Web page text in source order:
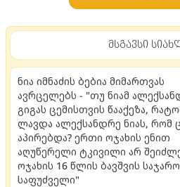
მსგავსი
ნია იმნაძის ბებია მიმართვას
ავრცელებს - "თუ ნიამ
გი­გას ცე­მის­თვის წა­ა­ქე­ზა,
ლავ­და ალექ­სან­დრე ნიას, რომ
აპი­რებ­და? ერთი ოჯახის ენით
აღუწერელი ტკივილი არ
ოჯახის 16 წლის ბავშვის
საფუძველი"